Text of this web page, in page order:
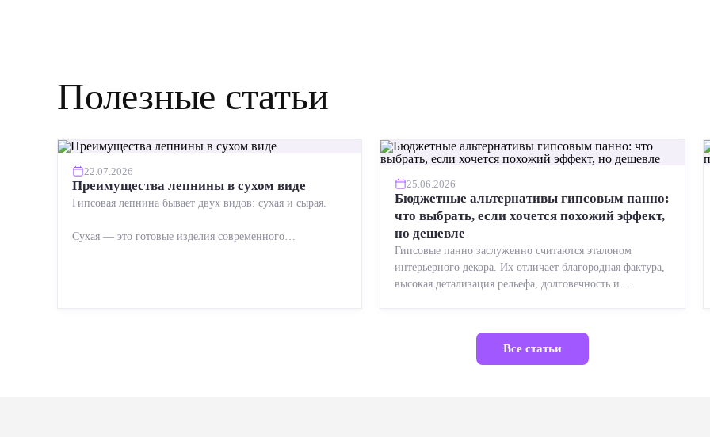
Полезные статьи
22.07.2026
Преимущества лепнины в сухом виде
Гипсовая лепнина бывает двух видов: сухая и сырая.
Сухая — это готовые изделия современного
25.06.2026
Бюджетные альтернативы гипсовым панно:
что выбрать, если хочется похожий эффект,
но дешевле
Гипсовые панно заслуженно считаются эталоном
интерьерного декора. Их отличает благородная фактура,
высокая детализация рельефа, долговечность и
Все статьи